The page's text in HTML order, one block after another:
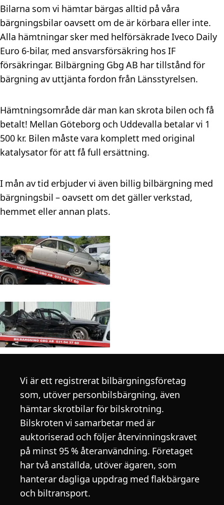
Bilarna som vi hämtar bärgas alltid på våra
bärgningsbilar oavsett om de är körbara eller inte.
Alla hämtningar sker med helförsäkrade Iveco Daily
Euro 6-bilar, med ansvarsförsäkring hos IF
försäkringar. Bilbärgning Gbg AB har tillstånd för
bärgning av uttjänta fordon från Länsstyrelsen.
Hämtningsområde där man kan skrota bilen och få
betalt! Mellan Göteborg och Uddevalla betalar vi 1
500 kr. Bilen måste vara komplett med original
katalysator för att få full ersättning.
I mån av tid erbjuder vi även billig bilbärgning med
bärgningsbil – oavsett om det gäller verkstad,
hemmet eller annan plats.
Vi är ett registrerat bilbärgningsföretag
som, utöver personbilsbärgning, även
hämtar skrotbilar för bilskrotning.
Bilskroten vi samarbetar med är
auktoriserad och följer återvinningskravet
på minst 95 % återanvändning. Företaget
har två anställda, utöver ägaren, som
hanterar dagliga uppdrag med flakbärgare
och biltransport.